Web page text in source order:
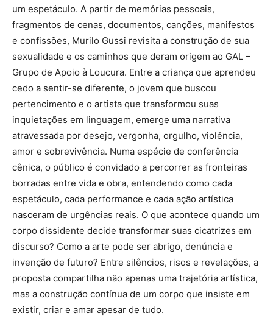
um espetáculo. A partir de memórias pessoais,
fragmentos de cenas, documentos, canções, manifestos
e confissões, Murilo Gussi revisita a construção de sua
sexualidade e os caminhos que deram origem ao GAL –
Grupo de Apoio à Loucura. Entre a criança que aprendeu
cedo a sentir-se diferente, o jovem que buscou
pertencimento e o artista que transformou suas
inquietações em linguagem, emerge uma narrativa
atravessada por desejo, vergonha, orgulho, violência,
amor e sobrevivência. Numa espécie de conferência
cênica, o público é convidado a percorrer as fronteiras
borradas entre vida e obra, entendendo como cada
espetáculo, cada performance e cada ação artística
nasceram de urgências reais. O que acontece quando um
corpo dissidente decide transformar suas cicatrizes em
discurso? Como a arte pode ser abrigo, denúncia e
invenção de futuro? Entre silêncios, risos e revelações, a
proposta compartilha não apenas uma trajetória artística,
mas a construção contínua de um corpo que insiste em
existir, criar e amar apesar de tudo.